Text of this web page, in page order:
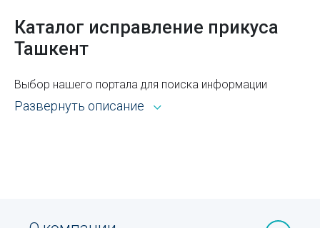
Коды операторов
горизонтальный
Как получить шенгенскую визу в Узбекистане:
Каталог исправление прикуса
Ташкент
Выбор нашего портала для поиска информации
открывает широкие возможности. Каталог Sprav для
пользователей и рекламодателей — это:
ускоряющая процедуру поиска оптимального для
Развернуть описание